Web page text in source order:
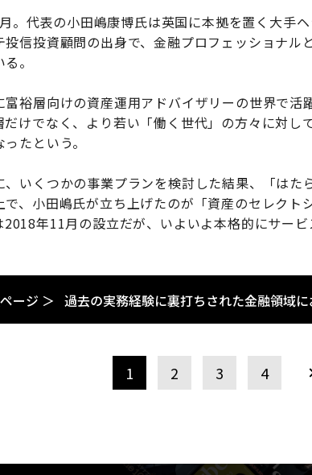
。代表の小田嶋康博氏は英国に本拠を置く大手
信投資顧問の出身で、金融プロフェッショナル
。
富裕層向けの資産運用アドバイザリーの世界で活
けでなく、より若い「働く世代」の方々に対し
たという。
、いくつかの事業プランを検討した結果、「は
で、小田嶋氏が立ち上げたのが「資産のセレク
年11月の設立だが、いよいよ本格的にサービ
ージ ＞ 過去の実務経験に裏打ちされた金融領域
1 2 3 4